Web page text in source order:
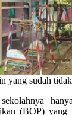
yang sudah
(BOP) yang